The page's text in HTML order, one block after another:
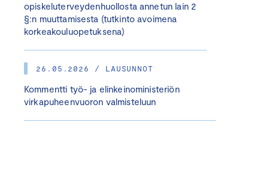
opiskeluterveydenhuollosta annetun lain 2
§:n muuttamisesta (tutkinto avoimena
korkeakouluopetuksena)
26.05.2026 / LAUSUNNOT
Kommentti työ- ja elinkeinoministeriön
virkapuheenvuoron valmisteluun